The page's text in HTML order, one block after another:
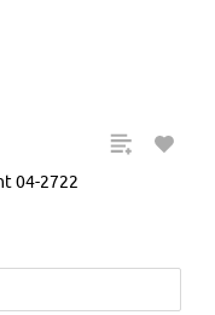
04-2722